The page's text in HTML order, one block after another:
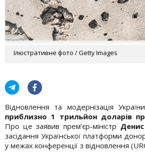
Ілюстративне фото / Getty Images
Відновлення та модернізація
приблизно 1 трильйон доларів
Про це заявив прем’єр-міністр
засідання Української платформи
у межах конференції з відновлення